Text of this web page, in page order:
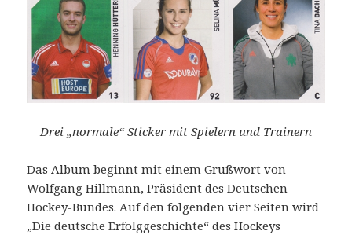
Drei „normale“ Sticker mit Spielern und Trainern
Das Album beginnt mit einem Grußwort von
Wolfgang Hillmann, Präsident des Deutschen
Hockey-Bundes. Auf den folgenden vier Seiten wird
„Die deutsche Erfolggeschichte“ des Hockeys